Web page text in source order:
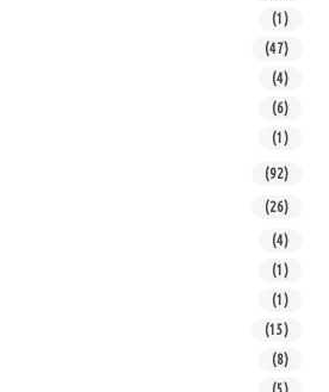
(1)
(47)
(4)
(6)
(1)
(92)
(26)
(4)
(1)
(1)
(15)
(8)